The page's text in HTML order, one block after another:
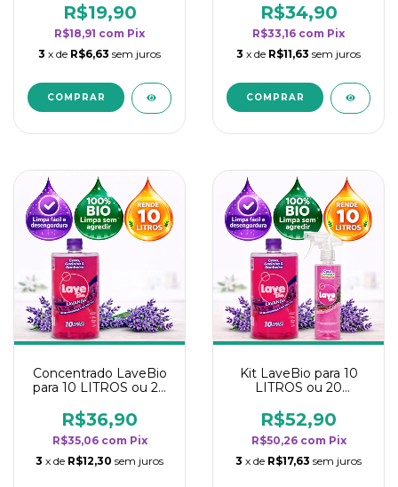
rendimento da
categoria - Lavanda
R$19,90
R$18,91 com Pix
3 x de R$6,63 sem juros
rendimento da
categoria - Lavanda
R$34,90
R$33,16 com Pix
3 x de R$11,63 sem juros
Concentrado LaveBio
para 10 LITROS ou 20
rendimento da
categoria - Lavanda
R$36,90
R$35,06 com Pix
3 x de R$12,30 sem juros
Kit LaveBio para 10
LITROS ou 20
rendimento da
categoria - Lavanda
R$52,90
R$50,26 com Pix
3 x de R$17,63 sem juros